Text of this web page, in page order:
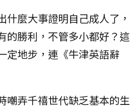
什麼大事證明自己成人了，
的勝利，不管多小都好？這
定地步，連《牛津英語辭
嘲弄千禧世代缺乏基本的生